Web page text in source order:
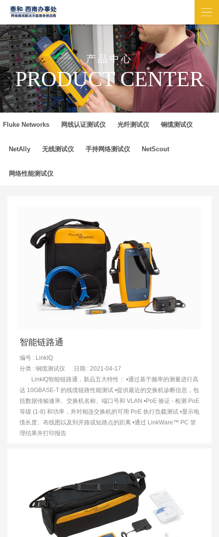
产品中心
PRODUCT CENTER
Fluke Networks 网线认证测试仪 光纤测试仪 铜缆测试仪
NetAlly 无线测试仪 手持网络测试仪 NetScout
网络性能测试仪
智能链路通
编号 : LinkIQ
分类 : 铜缆测试仪 日期 : 2021-04-17
LinkIQ智能链路通，新品五大特性： •通过基于频率的测量进行高
达 10GBASE-T 的线缆链路性能测试 •提供最近的交换机诊断信息，包
括数据传输速率、交换机名称、端口号和 VLAN •PoE 验证 - 检测 PoE
等级 (1-8) 和功率，并对相连交换机的可用 PoE 执行负载测试 •显示电
缆长度、布线图以及到开路或短路点的距离 •通过 LinkWare™ PC 管
理结果并打印报告